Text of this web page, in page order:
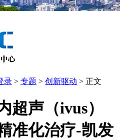
录 > 专题 > 创新驱动 > 正文
超声（ivus）
准化治疗-凯发